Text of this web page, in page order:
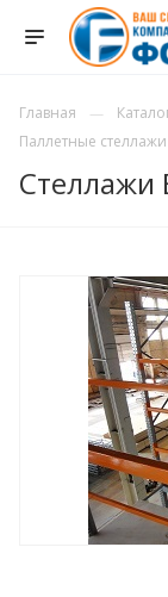
Главная
Паллетные стеллажи
Стеллажи